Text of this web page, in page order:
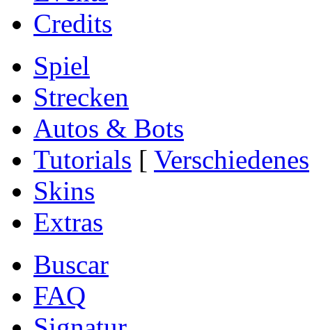
Credits
Spiel
Strecken
Autos & Bots
Tutorials [ Verschiedenes
Skins
Extras
Buscar
FAQ